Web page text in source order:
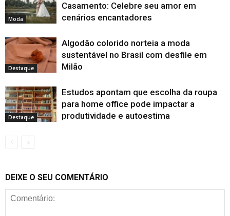
Moda
Casamento: Celebre seu amor em
cenários encantadores
Destaque
Algodão colorido norteia a moda
sustentável no Brasil com desfile em
Milão
Destaque
Estudos apontam que escolha da roupa
para home office pode impactar a
produtividade e autoestima
DEIXE O SEU COMENTÁRIO